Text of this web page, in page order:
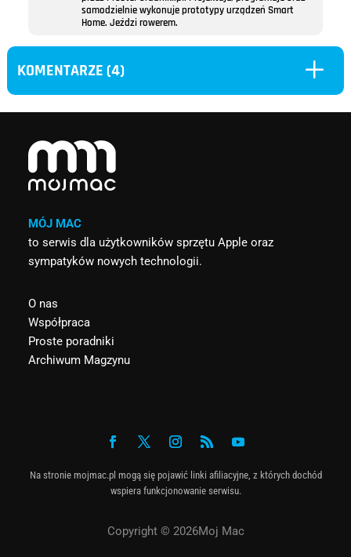
samodzielnie wykonuje prototypy urządzeń Smart
Home. Jeździ rowerem.
KOMENTARZE (4) L
MÓJ MAC
to serwis dla użytkowników sprzętu Apple oraz
sympatyków nowych technologii.
O nas
Współpraca
Proste poradniki
Archiwum Magzynu
Na stronie mojmac.pl mogą się pojawić linki afiliacyjne, z których dochód
wspiera funkcjonowanie serwisu.
Copyright © 2026Moj Mac